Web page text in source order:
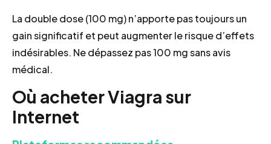
La double dose (100 mg) n’apporte pas toujours un
gain significatif et peut augmenter le risque d’effets
indésirables. Ne dépassez pas 100 mg sans avis
médical.
Où acheter Viagra sur
Internet